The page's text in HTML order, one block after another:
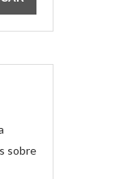
sobre